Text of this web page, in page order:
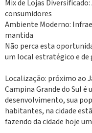
Mix de Lojas
consumidores
Ambiente Moderno:
mantida
Não perca esta
um local estratégico e de
Localização: próximo ao
Campina Grande do Sul
desenvolvimento, sua
habitantes, na cidade
fazendo da cidade hoje